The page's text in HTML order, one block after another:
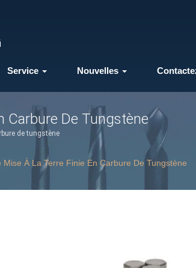
Service Nouvelles
Carbure De Tungstène
de tungstène
Mise À La Terre Finie En Carbure De Tungstène